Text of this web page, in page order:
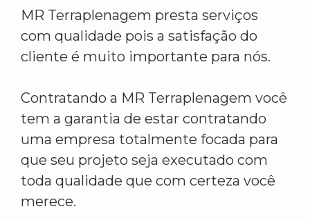
MR Terraplenagem presta serviços
com qualidade pois a satisfação do
cliente é muito importante para nós.
Contratando a MR Terraplenagem você
tem a garantia de estar contratando
uma empresa totalmente focada para
que seu projeto seja executado com
toda qualidade que com certeza você
merece.